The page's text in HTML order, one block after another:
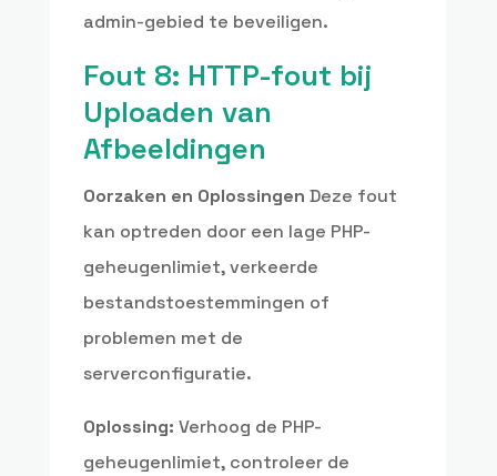
admin-gebied te beveiligen.
Fout 8: HTTP-fout bij
Uploaden van
Afbeeldingen
Oorzaken en Oplossingen Deze fout
kan optreden door een lage PHP-
geheugenlimiet, verkeerde
bestandstoestemmingen of
problemen met de
serverconfiguratie.
Oplossing: Verhoog de PHP-
geheugenlimiet, controleer de